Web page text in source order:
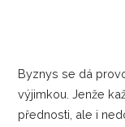
Byznys se dá
výjimkou. Jenže
přednosti, ale i